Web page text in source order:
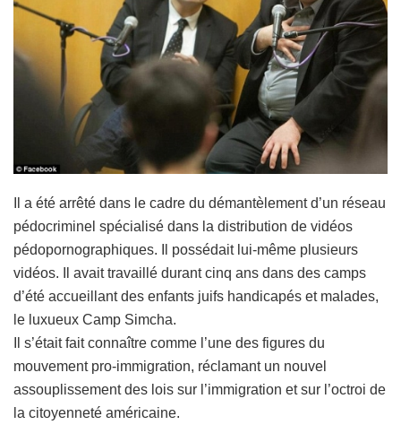
Il a été arrêté dans le cadre du démantèlement d’un réseau
pédocriminel spécialisé dans la distribution de vidéos
pédopornographiques. Il possédait lui-même plusieurs
vidéos. Il avait travaillé durant cinq ans dans des camps
d’été accueillant des enfants juifs handicapés et malades,
le luxueux Camp Simcha.
Il s’était fait connaître comme l’une des figures du
mouvement pro-immigration, réclamant un nouvel
assouplissement des lois sur l’immigration et sur l’octroi de
la citoyenneté américaine.